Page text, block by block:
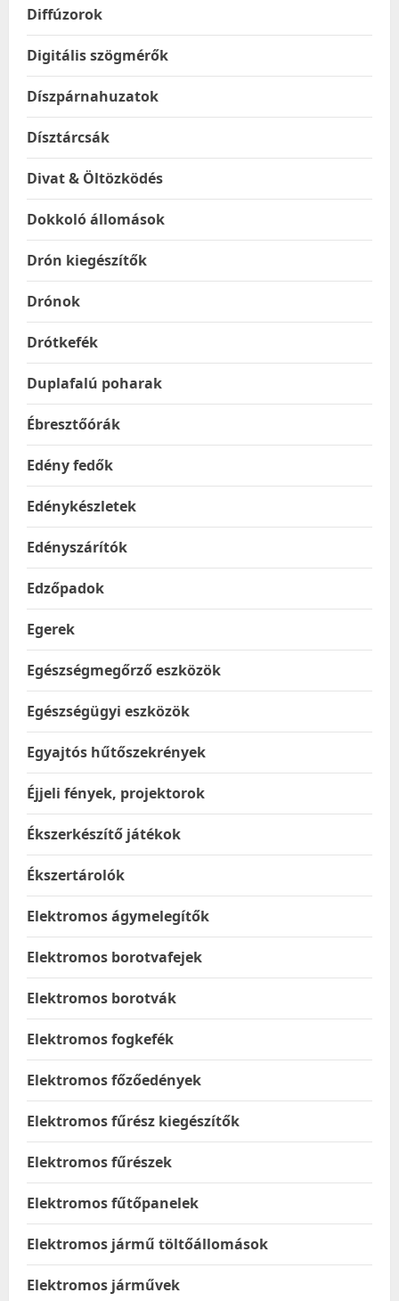
Diffúzorok
Digitális szögmérők
Díszpárnahuzatok
Dísztárcsák
Divat & Öltözködés
Dokkoló állomások
Drón kiegészítők
Drónok
Drótkefék
Duplafalú poharak
Ébresztőórák
Edény fedők
Edénykészletek
Edényszárítók
Edzőpadok
Egerek
Egészségmegőrző eszközök
Egészségügyi eszközök
Egyajtós hűtőszekrények
Éjjeli fények, projektorok
Ékszerkészítő játékok
Ékszertárolók
Elektromos ágymelegítők
Elektromos borotvafejek
Elektromos borotvák
Elektromos fogkefék
Elektromos főzőedények
Elektromos fűrész kiegészítők
Elektromos fűrészek
Elektromos fűtőpanelek
Elektromos jármű töltőállomások
Elektromos járművek